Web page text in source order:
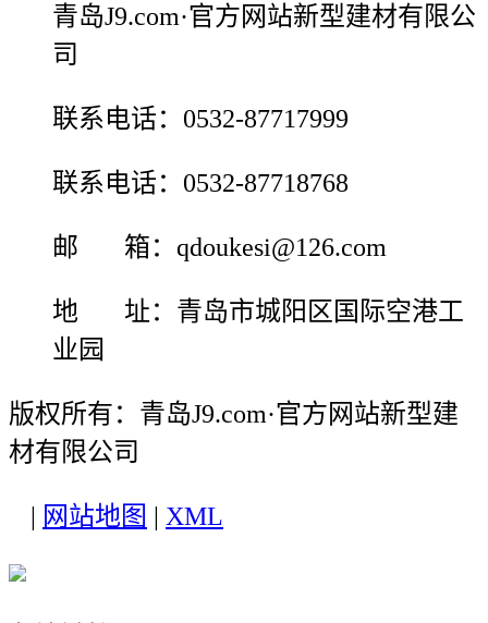
青岛J9.com·官方网站新型建材有限公
司
联系电话：0532-87717999
联系电话：0532-87718768
邮 箱：qdoukesi@126.com
地 址：青岛市城阳区国际空港工
业园
版权所有：青岛J9.com·官方网站新型建
材有限公司
| 网站地图 | XML